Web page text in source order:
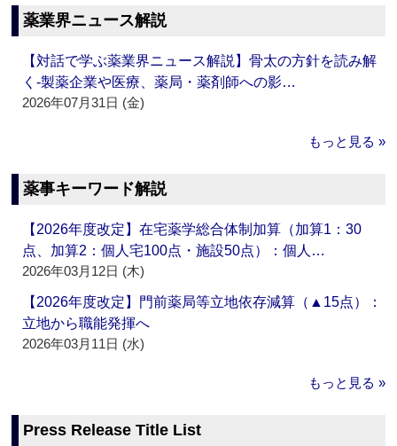
薬業界ニュース解説
【対話で学ぶ薬業界ニュース解説】骨太の方針を読み解
く‐製薬企業や医療、薬局・薬剤師への影…
2026年07月31日 (金)
もっと見る »
薬事キーワード解説
【2026年度改定】在宅薬学総合体制加算（加算1：30
点、加算2：個人宅100点・施設50点）：個人…
2026年03月12日 (木)
【2026年度改定】門前薬局等立地依存減算（▲15点）：
立地から職能発揮へ
2026年03月11日 (水)
もっと見る »
Press Release Title List